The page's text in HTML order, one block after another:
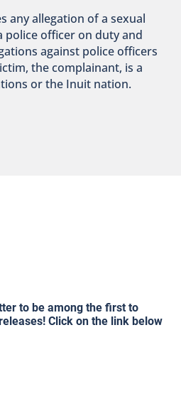
any allegation of a sexual
police officer on duty and
against police officers
the complainant, is a
or the Inuit nation.
to be among the first to
Click on the link below